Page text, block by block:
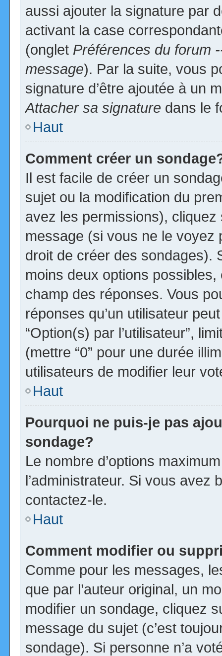
aussi ajouter la signature par
activant la case
(onglet Préférences du forum
message). Par la suite, vous
signature d’être ajoutée à un
Attacher sa signature dans le
Haut
Comment créer un
Il est facile de créer un
sujet ou la modification du
avez les permissions), cliquez
message (si vous ne le voyez
droit de créer des sondages).
moins deux options
champ des réponses. Vous
réponses qu’un utilisateur
“Option(s) par l’utilisateur”,
(mettre “0” pour une durée
utilisateurs de modifier leur
Haut
Pourquoi ne puis-je pas
sondage?
Le nombre d’options
l’administrateur. Si vous avez
contactez-le.
Haut
Comment modifier ou
Comme pour les messages,
que par l’auteur original, un
modifier un sondage, cliquez
message du sujet (c’est
sondage). Si personne n’a